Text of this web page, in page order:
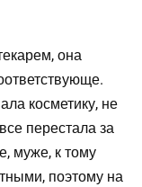
она
косметику, не
перестала за
муже, к тому
поэтому на